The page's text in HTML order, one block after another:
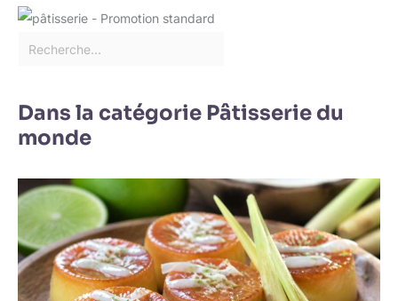
lasagnes.
Dans la catégorie Pâtisserie du
monde